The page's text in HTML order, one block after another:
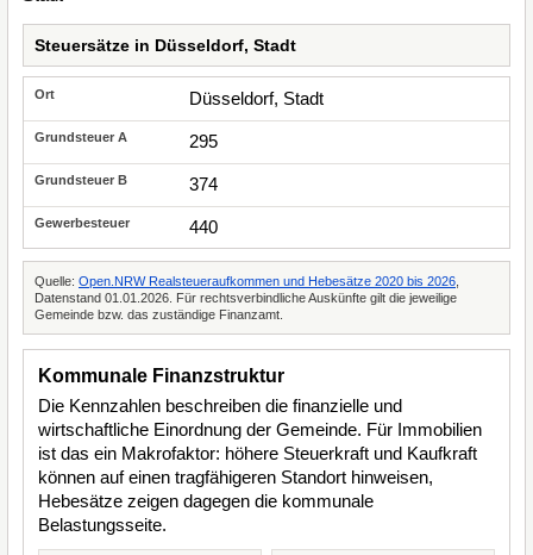
Steuersätze in Düsseldorf, Stadt
Düsseldorf, Stadt
295
374
440
Quelle: Open.NRW Realsteueraufkommen und Hebesätze 2020 bis 2026
Datenstand 01.01.2026. Für rechtsverbindliche Auskünfte gilt die jeweilige
Gemeinde bzw. das zuständige Finanzamt.
Kommunale Finanzstruktur
Die Kennzahlen beschreiben die finanzielle und
wirtschaftliche Einordnung der Gemeinde. Für Immobilien
ist das ein Makrofaktor: höhere Steuerkraft und Kaufkraft
können auf einen tragfähigeren Standort hinweisen,
Hebesätze zeigen dagegen die kommunale
Belastungsseite.